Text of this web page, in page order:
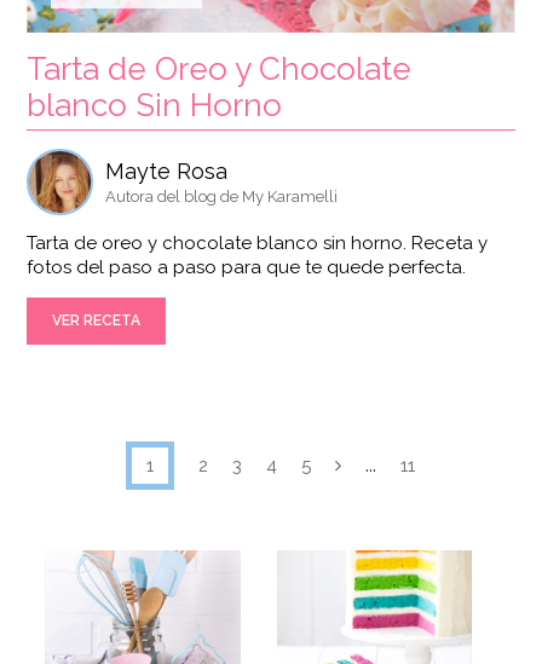
Tarta de Oreo y Chocolate
blanco Sin Horno
Mayte Rosa
Autora del blog de My Karamelli
Tarta de oreo y chocolate blanco sin horno. Receta y
fotos del paso a paso para que te quede perfecta.
VER RECETA
1 2 3 4 5 ... 11